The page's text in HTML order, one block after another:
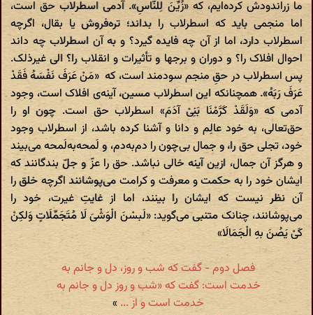
ما زراندودش کرده‌ایم، که «زُیِّنَ لِلنَّاسِ». آدمی اسطرلاب حق است،
اما منجمی باید که اسطرلاب را بداند؛ تره‌فروش یا بقال، اگرچه
اسطرلاب دارد، اما از آن چه فایده گیرد؟ و به آن اسطرلاب چه داند
احوال افلاک را؟ و دوران و برجها و تأثیرات و انقلاب را؟ الی غیرذلک.
پس اسطرلاب در حقِ منجم سودمند است، که «مَنْ عَرَفَ نَفْسَهُ فَقَدْ
عَرَفَ رَبَهُ». همچنانکه این اسطرلاب مسین، آینه‌ی افلاک است، وجود
آدمی که «وَلَقَدْ کَرَّمْنَا بَنِیْ آدَمَ» اسطرلاب حق است. چون او را
حق‌تعالی، به خود عالِم و دانا و آشنا کرده باشد، از اسطرلاب وجود
خود، تجلی حق را، و جمال بی‌چون را دم‌به‌دم، و لَمحه‌به‌لَمحه می‌بیند
و هرگز آن جمال، ازین آینه خالی نباشد. حق را عزّ و جلّ بندگانند که
ایشان خود را به حکمت و معرفت و کرامت می‌پوشانند اگرچه خلق را
آن نظر نیست که ایشان را بینند، اما از غایتِ غیرت، خود را
می‌پوشانند، چنانک متنبی می‌گوید: «لَبسْنَ الْوَشْیَ لَا مُتَجَمِّلَاتٍ وَلکِنْ
کَیْ یَصُنَ بهِ الْجَمَالَا»
فصل دوم - گفت که شب و روز، دل و جانم به
خدمت است: گفت که «شب و روز دل و جانم به
خدمت است و از ... »